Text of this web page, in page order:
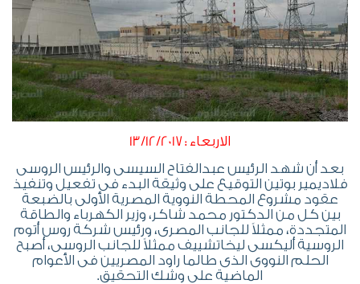
الاربعاء : 13/12/2017
بعد أن شهد الرئيس عبدالفتاح السيسى والرئيس الروسى
فلاديمير بوتين التوقيع على وثيقة البدء فى تفعيل وتنفيذ
عقود مشروع المحطة النووية المصرية الأولى بالضبعة
بين كل من الدكتور محمد شاكر، وزير الكهرباء والطاقة
المتجددة، ممثلاً للجانب المصرى، ورئيس شركة روس أتوم
الروسية أليكسى ليخاتشييف ممثلاً للجانب الروسى، أصبح
الحلم النووى الذى طالما راود المصريين فى الأعوام
الماضية على وشك التحقيق.